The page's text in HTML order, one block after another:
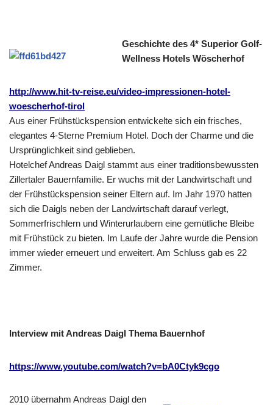
Geschichte des 4* Superior Golf-
Wellness Hotels Wöscherhof
http://www.hit-tv-reise.eu/video-impressionen-hotel-
woescherhof-tirol
Aus einer Frühstückspension entwickelte sich ein frisches,
elegantes 4-Sterne Premium Hotel. Doch der Charme und die
Ursprünglichkeit sind geblieben.
Hotelchef Andreas Daigl stammt aus einer traditionsbewussten
Zillertaler Bauernfamilie. Er wuchs mit der Landwirtschaft und
der Frühstückspension seiner Eltern auf. Im Jahr 1970 hatten
sich die Daigls neben der Landwirtschaft darauf verlegt,
Sommerfrischlern und Winterurlaubern eine gemütliche Bleibe
mit Frühstück zu bieten. Im Laufe der Jahre wurde die Pension
immer wieder erneuert und erweitert. Am Schluss gab es 22
Zimmer.
Interview mit Andreas Daigl Thema Bauernhof
https://www.youtube.com/watch?v=bA0Ctyk9cgo
2010 übernahm Andreas Daigl den